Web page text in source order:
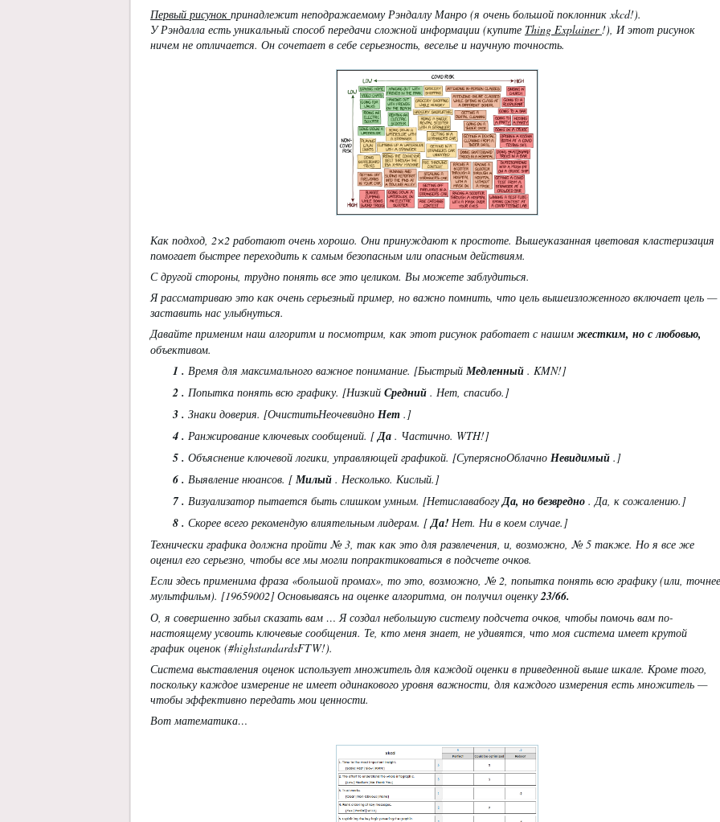
Первый рисунок принадлежит неподражаемому Рэндаллу Манро (я очень большой поклонник xkcd!).
У Рэндалла есть уникальный способ передачи сложной информации (купите Thing Explainer!), И этот рисунок
ничем не отличается. Он сочетает в себе серьезность, веселье и научную точность.
Как подход, 2×2 работают очень хорошо. Они принуждают к простоте. Вышеуказанная цветовая кластеризация
помогает быстрее переходить к самым безопасным или опасным действиям.
С другой стороны, трудно понять все это целиком. Вы можете заблудиться.
Я рассматриваю это как очень серьезный пример, но важно помнить, что цель вышеизложенного включает цель —
заставить нас улыбнуться.
Давайте применим наш алгоритм и посмотрим, как этот рисунок работает с нашим жестким, но с любовью,
объективом.
1 . Время для максимального важное понимание. [Быстрый Медленный . KMN!]
2 . Попытка понять всю графику. [Низкий Средний . Нет, спасибо.]
3 . Знаки доверия. [ОчиститьНеочевидно Нет .]
4 . Ранжирование ключевых сообщений. [Да . Частично. WTH!]
5 . Объяснение ключевой логики, управляющей графикой. [СуперясноОблачно Невидимый .]
6 . Выявление нюансов. [Милый . Несколько. Кислый.]
7. Визуализатор пытается быть слишком умным. [НетиславабогуДа, но безвредно . Да, к сожалению.]
8 . Скорее всего рекомендую влиятельным лидерам. [Да! Нет. Ни в коем случае.]
Технически графика должна пройти № 3, так как это для развлечения, и, возможно, № 5 также. Но я все же
оценил его серьезно, чтобы все мы могли попрактиковаться в подсчете очков.
Если здесь применима фраза «большой промах», то это, возможно, № 2, попытка понять всю графику (или,
мультфильм). [19659002] Основываясь на оценке алгоритма, он получил оценку23/66.
О, я совершенно забыл сказать вам … Я создал небольшую систему подсчета очков, чтобы помочь вам по-
настоящему усвоить ключевые сообщения. Те, кто меня знает, не удивятся, что моя система имеет крутой
график оценок (#highstandardsFTW!).
Система выставления оценок использует множитель для каждой оценки в приведенной выше шкале. Кроме того,
поскольку каждое измерение не имеет одинакового уровня важности, для каждого измерения есть множитель —
чтобы эффективно передать мои ценности.
Вот математика…